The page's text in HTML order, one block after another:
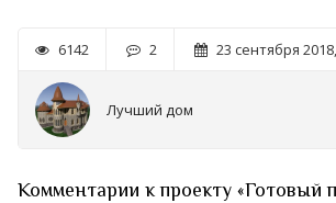
6142 2 23 сентября
Лучший дом
Комментарии к проекту «Готовый